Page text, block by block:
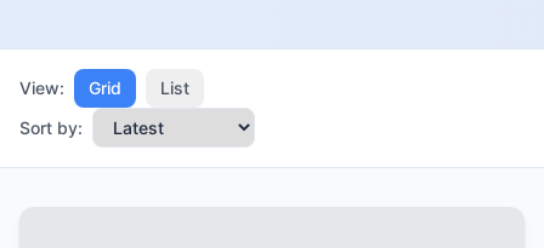
View: Grid
List
Sort by: